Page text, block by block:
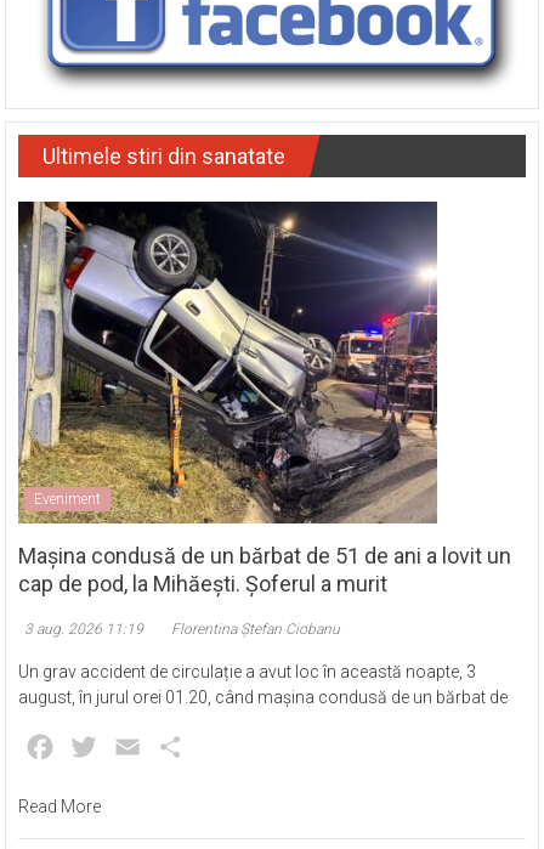
Ultimele stiri din sanatate
Eveniment
Mașina condusă de un bărbat de 51 de ani a lovit un
cap de pod, la Mihăești. Șoferul a murit
3 aug. 2026 11:19 Florentina Ștefan Ciobanu
Un grav accident de circulație a avut loc în această noapte, 3
august, în jurul orei 01.20, când mașina condusă de un bărbat de
Facebook
Twitter Email
Read More